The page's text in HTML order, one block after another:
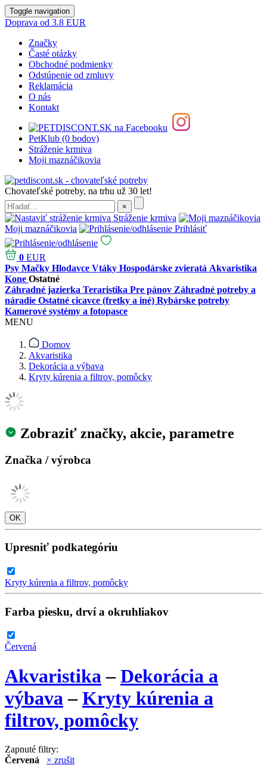
Toggle navigation
Doprava od 3.8 EUR
Značky
Časté otázky
Obchodné podmienky
Odstúpenie od zmluvy
Reklamácia
O nás
Kontakt
PetKlub (0 bodov)
Stráženie krmiva
Moji maznáčikovia
Chovateľské potreby, na trhu už 30 let!
Stráženie krmiva
Moji maznáčikovia
Prihlásiť
0 EUR
Psy Mačky Hlodavce Vtáky Hospodárske zvieratá Akvaristika
Kone Ostatné
Záhradné jazierka Teraristika Pre pánov Záhradné potreby a
náradie Ostatné cicavce (fretky a iné) Rybárske potreby
Kamerové systémy a fotopasce
MENU
Domov
Akvaristika
Dekorácia a výbava
Kryty kúrenia a filtrov, pomôcky
Zobraziť značky, akcie, parametre
Značka / výrobca
Upresniť podkategóriu
Kryty kúrenia a filtrov, pomôcky
Farba piesku, drví a okruhliakov
Červená
Akvaristika –Dekorácia a
výbava –Kryty kúrenia a
filtrov, pomôcky
Zapnuté filtry:
Červená
× zrušit